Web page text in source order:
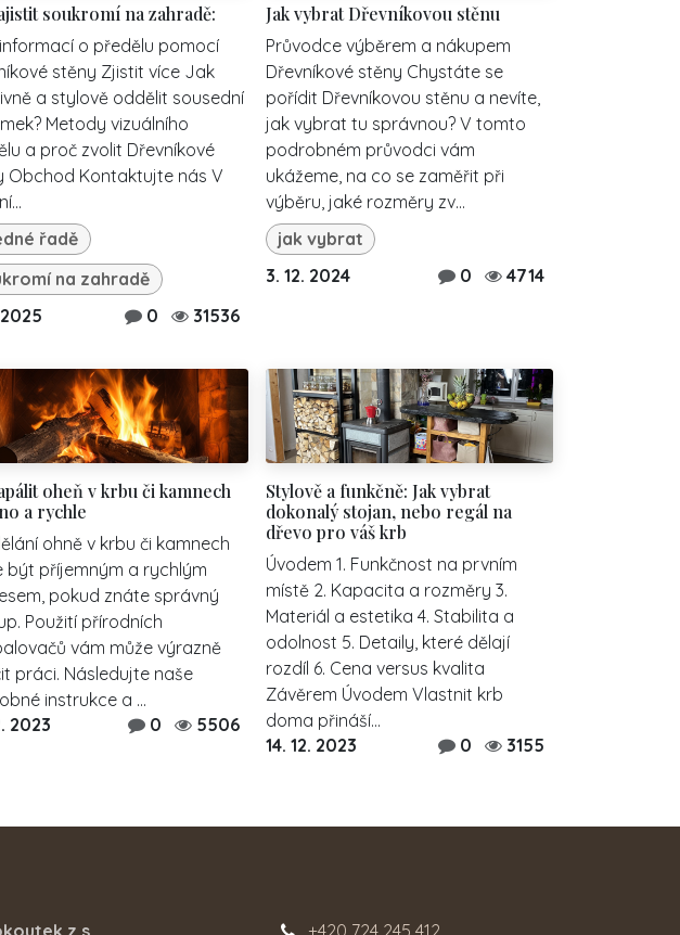
soukromí na zahradě:
o předělu pomocí
stěny Zjistit více Jak
a stylově oddělit sousední
Metody vizuálního
a proč zvolit Dřevníkové
Obchod Kontaktujte nás V
řadě
na zahradě
2025
0 31536
Jak vybrat Dřevníkovou stěnu
Průvodce výběrem a nákupem
Dřevníkové stěny Chystáte se
pořídit Dřevníkovou stěnu a nevíte,
jak vybrat tu správnou? V tomto
podrobném průvodci vám
ukážeme, na co se zaměřit při
výběru, jaké rozměry zv...
jak vybrat
3. 12. 2024
0 4714
oheň v krbu či kamnech
a rychle
ohně v krbu či kamnech
být příjemným a rychlým
pokud znáte správný
Použití přírodních
vám může výrazně
práci. Následujte naše
instrukce a ...
2023
0 5506
Stylově a funkčně: Jak vybrat
dokonalý stojan, nebo regál na
dřevo pro váš krb
Úvodem 1. Funkčnost na prvním
místě 2. Kapacita a rozměry 3.
Materiál a estetika 4. Stabilita a
odolnost 5. Detaily, které dělají
rozdíl 6. Cena versus kvalita
Závěrem Úvodem Vlastnit krb
doma přináší...
14. 12. 2023
0 3155
z.s. +420 724 245 412